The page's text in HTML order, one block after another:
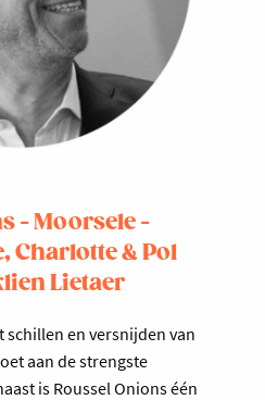
- Moorsele -
Charlotte & Pol
Lietaer
schillen en versnijden van
aan de strengste
is Roussel Onions één